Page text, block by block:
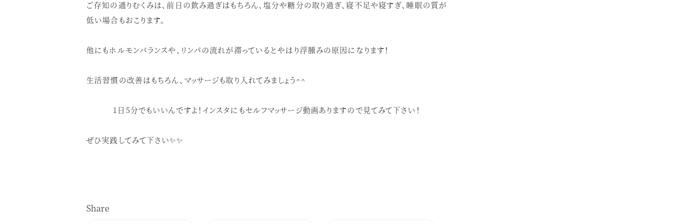
ご存知の通りむくみは、前日の飲み過ぎはもちろん、塩分や糖分の取り過ぎ、寝不足や寝すぎ、睡眠の質が
低い場合もおこります。
他にもホルモンバランスや、リンパの流れが滞っているとやはり浮腫みの原因になります！
生活習慣の改善はもちろん、マッサージも取り入れてみましょう^^
1 日5分でもいいんですよ！インスタにもセルフマッサージ動画ありますので見てみて下さい！
ぜひ実践してみて下さい✨✨
Share